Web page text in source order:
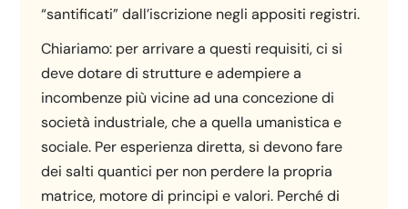
“santificati” dall’iscrizione negli appositi registri.
Chiariamo: per arrivare a questi requisiti, ci si
deve dotare di strutture e adempiere a
incombenze più vicine ad una concezione di
società industriale, che a quella umanistica e
sociale. Per esperienza diretta, si devono fare
dei salti quantici per non perdere la propria
matrice, motore di principi e valori. Perché di